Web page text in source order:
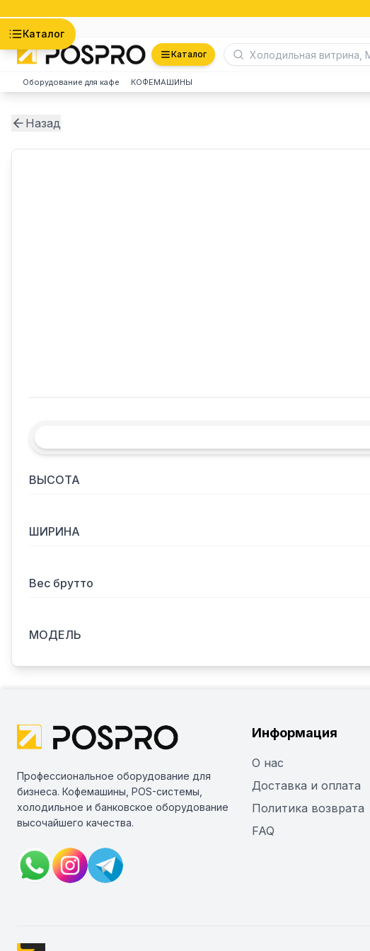
Каталог
Каталог
Оборудование для кафе КОФЕМАШИНЫ
Назад
ВЫСОТА
ШИРИНА
Вес брутто
МОДЕЛЬ
Профессиональное оборудование для
бизнеса. Кофемашины, POS-системы,
холодильное и банковское оборудование
высочайшего качества.
Информация
О нас
Доставка и оплата
Политика возврата
FAQ